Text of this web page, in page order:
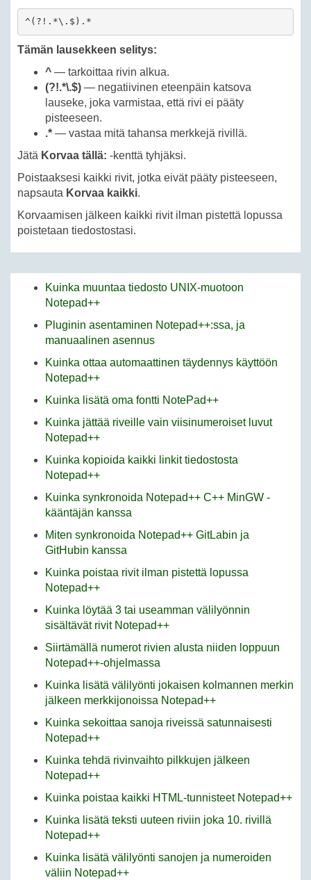
^(?!.*\.$).*
Tämän lausekkeen selitys:
^ — tarkoittaa rivin alkua.
(?!.*\.$) — negatiivinen eteenpäin katsova
lauseke, joka varmistaa, että rivi ei pääty
pisteeseen.
.* — vastaa mitä tahansa merkkejä rivillä.
Jätä Korvaa tällä: -kenttä tyhjäksi.
Poistaaksesi kaikki rivit, jotka eivät pääty pisteeseen,
napsauta Korvaa kaikki.
Korvaamisen jälkeen kaikki rivit ilman pistettä lopussa
poistetaan tiedostostasi.
Kuinka muuntaa tiedosto UNIX-muotoon
Notepad++
Pluginin asentaminen Notepad++:ssa, ja
manuaalinen asennus
Kuinka ottaa automaattinen täydennys käyttöön
Notepad++
Kuinka lisätä oma fontti NotePad++
Kuinka jättää riveille vain viisinumeroiset luvut
Notepad++
Kuinka kopioida kaikki linkit tiedostosta
Notepad++
Kuinka synkronoida Notepad++ C++ MinGW -
kääntäjän kanssa
Miten synkronoida Notepad++ GitLabin ja
GitHubin kanssa
Kuinka poistaa rivit ilman pistettä lopussa
Notepad++
Kuinka löytää 3 tai useamman välilyönnin
sisältävät rivit Notepad++
Siirtämällä numerot rivien alusta niiden loppuun
Notepad++-ohjelmassa
Kuinka lisätä välilyönti jokaisen kolmannen merkin
jälkeen merkkijonoissa Notepad++
Kuinka sekoittaa sanoja riveissä satunnaisesti
Notepad++
Kuinka tehdä rivinvaihto pilkkujen jälkeen
Notepad++
Kuinka poistaa kaikki HTML-tunnisteet Notepad++
Kuinka lisätä teksti uuteen riviin joka 10. rivillä
Notepad++
Kuinka lisätä välilyönti sanojen ja numeroiden
väliin Notepad++